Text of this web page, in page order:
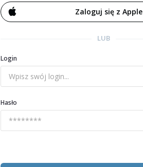
Zaloguj się z Apple
LUB
Login
Hasło